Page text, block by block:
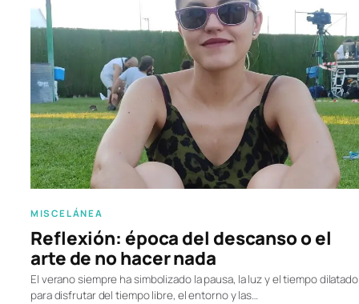
MISCELÁNEA
Reflexión: época del descanso o el
arte de no hacer nada
El verano siempre ha simbolizado la pausa, la luz y el tiempo dilatado
para disfrutar del tiempo libre, el entorno y las…